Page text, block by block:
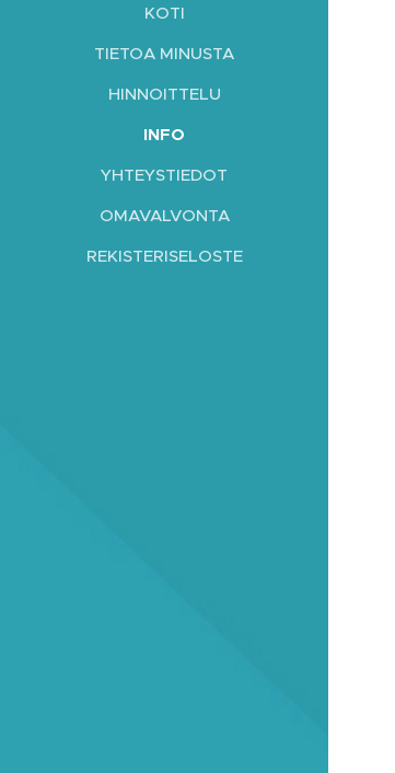
KOTI
TIETOA MINUSTA
HINNOITTELU
INFO
YHTEYSTIEDOT
OMAVALVONTA
REKISTERISELOSTE